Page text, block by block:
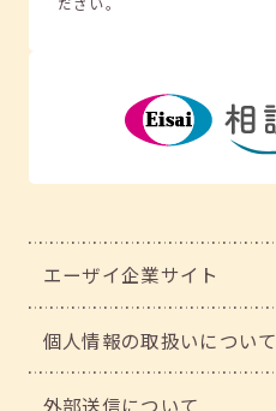
エーザイ企業サイト
個人情報の取扱いについて
外部送信について